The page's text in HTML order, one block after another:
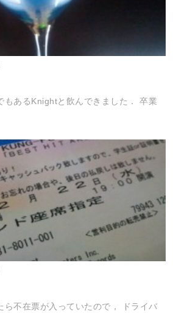
もあるKnightと飲んできました． 卒業
ら不在票が入っていたので， ドライバ